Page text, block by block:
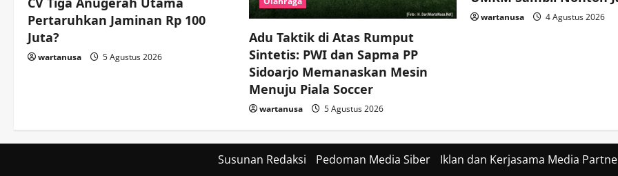
Pertaruhkan Jaminan Rp 100
Juta?
wartanusa 5 Agustus 2026
Adu Taktik di Atas Rumput
Sintetis: PWI dan Sapma PP
Sidoarjo Memanaskan Mesin
Menuju Piala Soccer
wartanusa 5 Agustus 2026
wartanusa 4 Agustus 2026
Susunan Redaksi Pedoman Media Siber Iklan dan Kerjasama Media